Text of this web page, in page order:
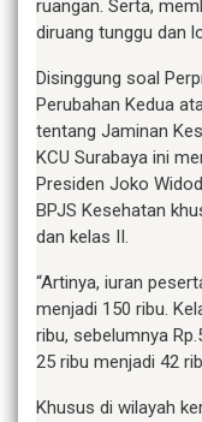
ruangan. Serta,
diruang tunggu dan
Disinggung soal
Perubahan Kedua
tentang Jaminan
KCU Surabaya ini
Presiden Joko
BPJS Kesehatan
dan kelas II.
“Artinya, iuran
menjadi 150 ribu.
ribu, sebelumnya
25 ribu menjadi 42
Khusus di wilayah